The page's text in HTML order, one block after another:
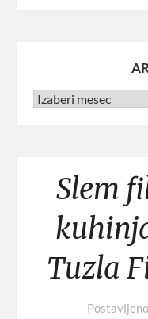
Slem
Tuzla